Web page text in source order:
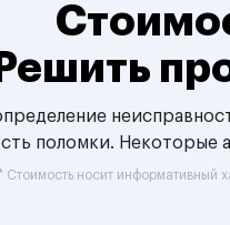
Решить
поломки.
Стоимость носит информативный